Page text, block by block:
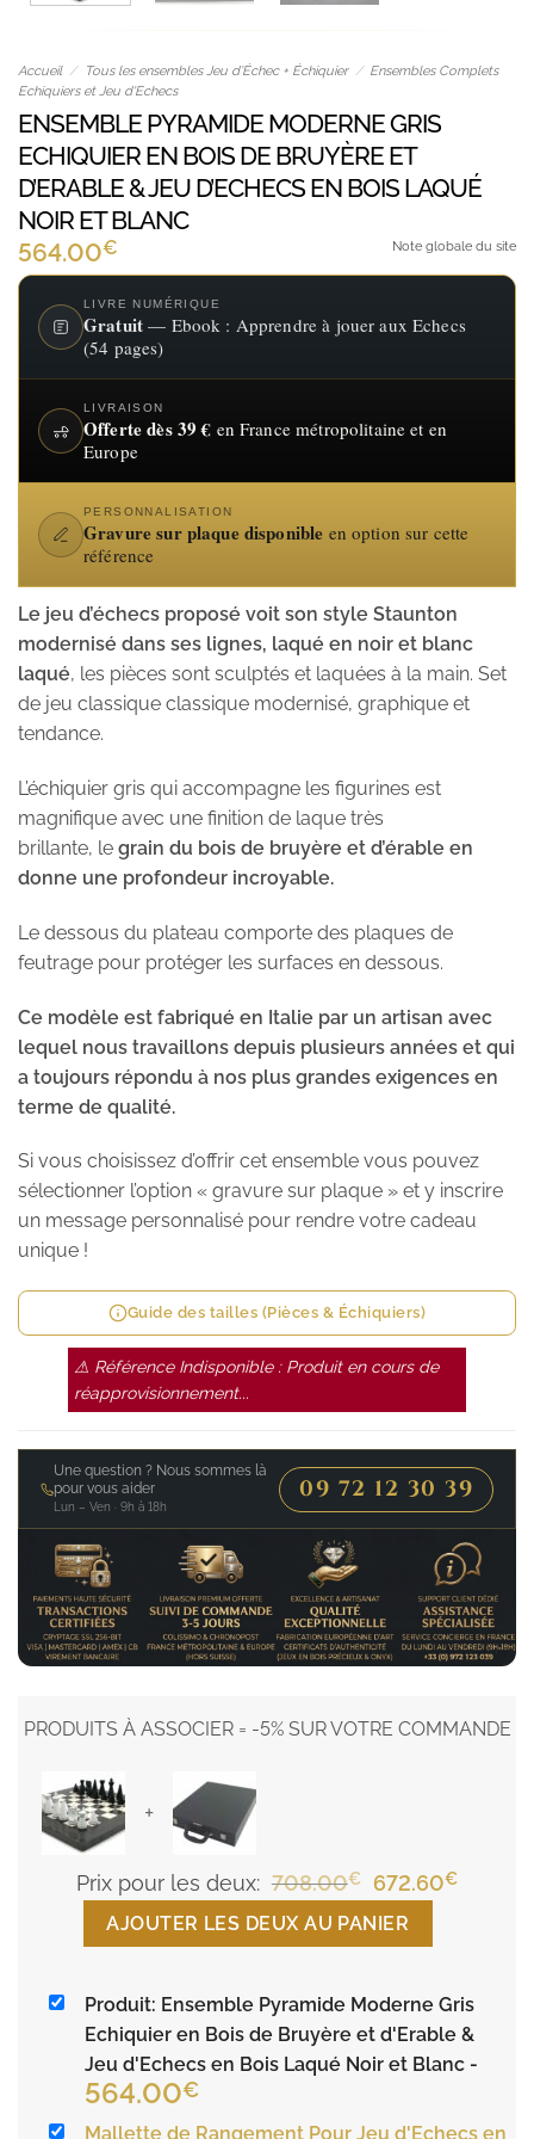
Accueil / Tous les ensembles Jeu d’Échec + Échiquier / Ensembles Complets
Echiquiers et Jeu d'Echecs
ENSEMBLE PYRAMIDE MODERNE GRIS
ECHIQUIER EN BOIS DE BRUYÈRE ET
D’ERABLE & JEU D’ECHECS EN BOIS LAQUÉ
NOIR ET BLANC
564.00€ Note globale du site
LIVRE NUMÉRIQUE
Gratuit — Ebook : Apprendre à jouer aux Echecs
(54 pages)
LIVRAISON
Offerte dès 39 € en France métropolitaine et en
Europe
PERSONNALISATION
Gravure sur plaque disponible en option sur cette
référence
Le jeu d’échecs proposé voit son style Staunton
modernisé dans ses lignes, laqué en noir et blanc
laqué, les pièces sont sculptés et laquées à la main. Set
de jeu classique classique modernisé, graphique et
tendance.
L’échiquier gris qui accompagne les figurines est
magnifique avec une finition de laque très
brillante, le grain du bois de bruyère et d’érable en
donne une profondeur incroyable.
Le dessous du plateau comporte des plaques de
feutrage pour protéger les surfaces en dessous.
Ce modèle est fabriqué en Italie par un artisan avec
lequel nous travaillons depuis plusieurs années et qui
a toujours répondu à nos plus grandes exigences en
terme de qualité.
Si vous choisissez d’offrir cet ensemble vous pouvez
sélectionner l’option « gravure sur plaque » et y inscrire
un message personnalisé pour rendre votre cadeau
unique !
Guide des tailles (Pièces & Échiquiers)
⚠ Référence Indisponible : Produit en cours de
réapprovisionnement...
Une question ? Nous sommes là
pour vous aider
Lun – Ven · 9h à 18h
09 72 12 30 39
PRODUITS À ASSOCIER = -5% SUR VOTRE COMMANDE
+
Prix pour les deux: 708.00€
Le
prix
initial
708.00€.
672.60€Le
AJOUTER LES DEUX AU PANIER
Produit: Ensemble Pyramide Moderne Gris
Echiquier en Bois de Bruyère et d'Erable &
Jeu d'Echecs en Bois Laqué Noir et Blanc -
564.00€
Mallette de Rangement Pour Jeu d'Echecs en